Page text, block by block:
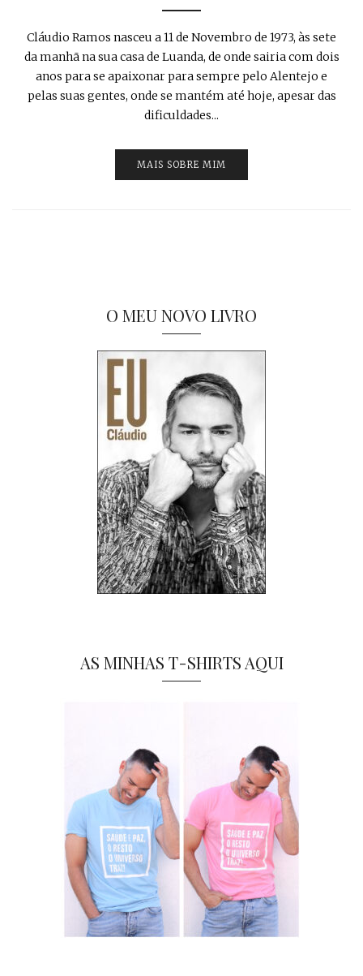
Cláudio Ramos nasceu a 11 de Novembro de 1973, às sete
da manhã na sua casa de Luanda, de onde sairia com dois
anos para se apaixonar para sempre pelo Alentejo e
pelas suas gentes, onde se mantém até hoje, apesar das
dificuldades...
MAIS SOBRE MIM
O MEU NOVO LIVRO
AS MINHAS T-SHIRTS AQUI